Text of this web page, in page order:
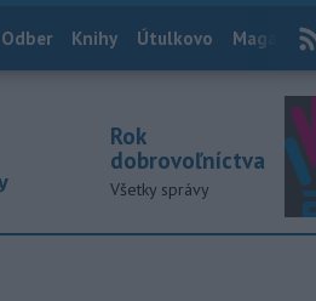
Knihy Útulkovo Magazín
Rok
dobrovoľníctva
Všetky správy